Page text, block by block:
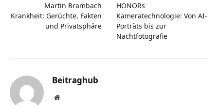
Martin Brambach
Krankheit: Gerüchte, Fakten
und Privatsphäre
HONORs
Kameratechnologie: Von AI-
Porträts bis zur
Nachtfotografie
Beitraghub
Website